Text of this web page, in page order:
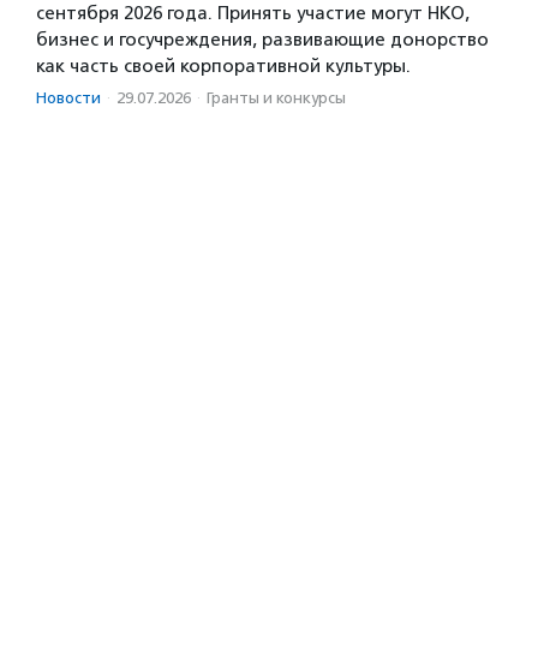
сентября 2026 года. Принять участие могут НКО,
бизнес и госучреждения, развивающие донорство
как часть своей корпоративной культуры.
Новости · 29.07.2026 · Гранты и конкурсы